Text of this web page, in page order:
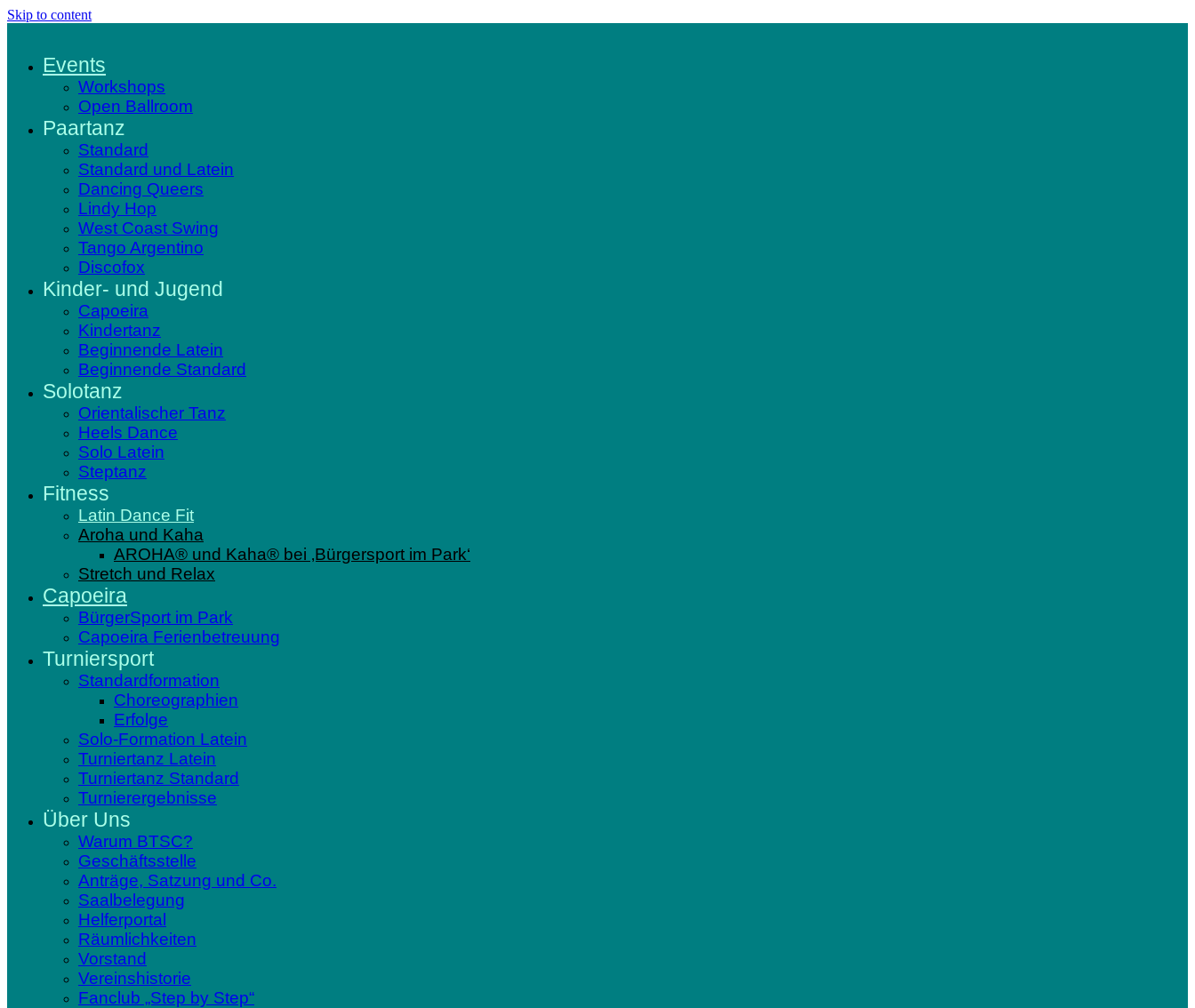
Skip to content
Events
Workshops
Open Ballroom
Paartanz
Standard
Standard und Latein
Dancing Queers
Lindy Hop
West Coast Swing
Tango Argentino
Discofox
Kinder- und Jugend
Capoeira
Kindertanz
Beginnende Latein
Beginnende Standard
Solotanz
Orientalischer Tanz
Heels Dance
Solo Latein
Steptanz
Fitness
Latin Dance Fit
Aroha und Kaha
AROHA® und Kaha® bei ‚Bürgersport im Park‘
Stretch und Relax
Capoeira
BürgerSport im Park
Capoeira Ferienbetreuung
Turniersport
Standardformation
Choreographien
Erfolge
Solo-Formation Latein
Turniertanz Latein
Turniertanz Standard
Turnierergebnisse
Über Uns
Warum BTSC?
Geschäftsstelle
Anträge, Satzung und Co.
Saalbelegung
Helferportal
Räumlichkeiten
Vorstand
Vereinshistorie
Fanclub „Step by Step“